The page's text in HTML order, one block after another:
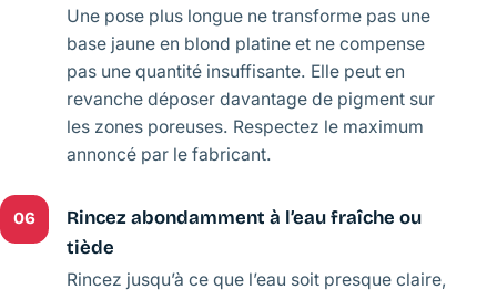
Une pose plus longue ne transforme pas une
base jaune en blond platine et ne compense
pas une quantité insuffisante. Elle peut en
revanche déposer davantage de pigment sur
les zones poreuses. Respectez le maximum
annoncé par le fabricant.
06
Rincez abondamment à l’eau fraîche ou
tiède
Rincez jusqu’à ce que l’eau soit presque claire,